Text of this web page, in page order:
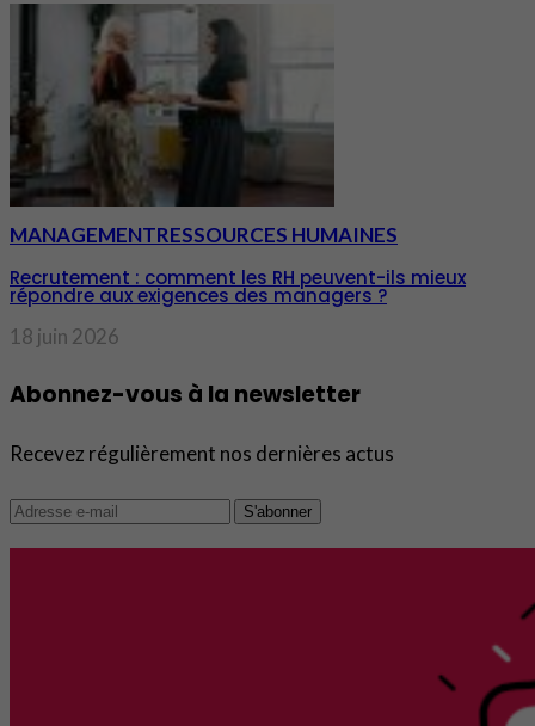
MANAGEMENTRESSOURCES HUMAINES
Recrutement : comment les RH peuvent-ils mieux
répondre aux exigences des managers ?
18 juin 2026
Abonnez-vous à la newsletter
Recevez régulièrement nos dernières actus
S'abonner